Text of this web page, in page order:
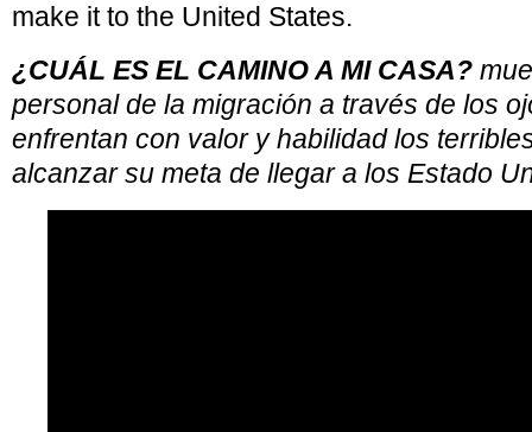
make it to the United States.
¿CUÁL ES EL CAMINO A MI CASA?
personal de la migración a través de los
enfrentan con valor y habilidad los
alcanzar su meta de llegar a los Estado